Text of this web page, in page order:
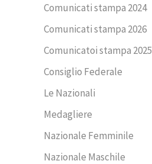
Comunicati stampa 2024
Comunicati stampa 2026
Comunicatoi stampa 2025
Consiglio Federale
Le Nazionali
Medagliere
Nazionale Femminile
Nazionale Maschile